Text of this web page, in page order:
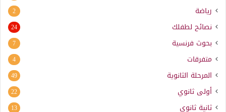
رياضة 2
نصائح لطفلك 24
بحوث فرنسية 7
متفرقات 4
المرحلة الثانوية 49
أولى ثانوي 22
ثانية ثانوي 13